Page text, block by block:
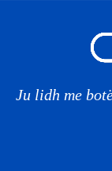
Ju lidh me